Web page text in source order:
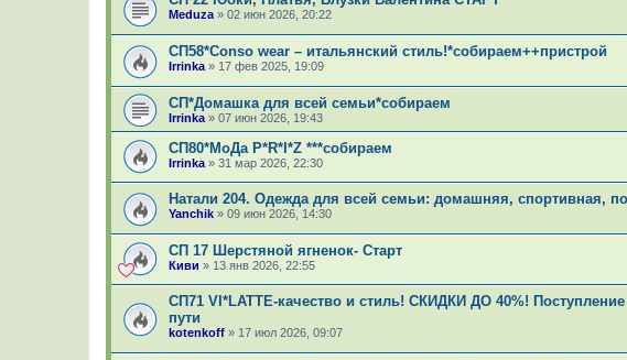
Meduza » 02 июн 2026, 20:22
СП58*Conso wear – итальянский стиль!*собираем++пристрой
Irrinka » 17 фев 2025, 19:09
СП*Домашка для всей семьи*собираем
Irrinka » 07 июн 2026, 19:43
СП80*МоДа Р*R*I*Z ***собираем
Irrinka » 31 мар 2026, 22:30
Натали 204. Одежда для всей семьи: домашняя, спортивная,
Yanchik » 09 июн 2026, 14:30
СП 17 Шерстяной ягненок- Старт
Киви » 13 янв 2026, 22:55
СП71 VI*LATTE-качество и стиль! СКИДКИ ДО 40%!
пути
kotenkoff » 17 июл 2026, 09:07